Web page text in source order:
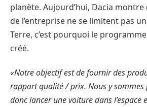
planète. Aujourd’hui, Dacia montre
de l’entreprise ne se limitent pas
Terre, c’est pourquoi le programme
créé.
«Notre objectif est de fournir des
rapport qualité / prix. Nous y sommes
donc lancer une voiture dans l’espace